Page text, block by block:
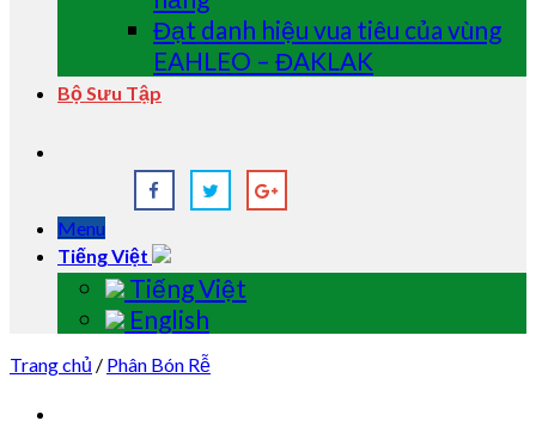
Đạt danh hiệu vua tiêu của vùng
EAHLEO – ĐAKLAK
Bộ Sưu Tập
Menu
Tiếng Việt
Tiếng Việt
English
Trang chủ / Phân Bón Rễ